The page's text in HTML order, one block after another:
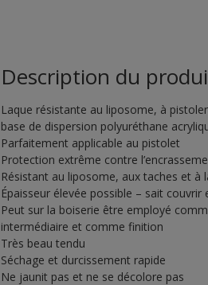
Description du
Laque résistante au liposome, à
base de dispersion polyuréthane
Parfaitement applicable au pistolet
Protection extrême contre
Résistant au liposome, aux taches et à
Épaisseur élevée possible – sait couvrir
Peut sur la boiserie être employé
intermédiaire et comme finition
Très beau tendu
Séchage et durcissement rapide
Ne jaunit pas et ne se décolore pas